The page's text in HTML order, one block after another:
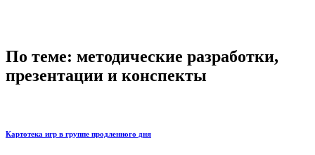
По теме: методические разработки,
презентации и конспекты
Картотека игр в группе продленного дня